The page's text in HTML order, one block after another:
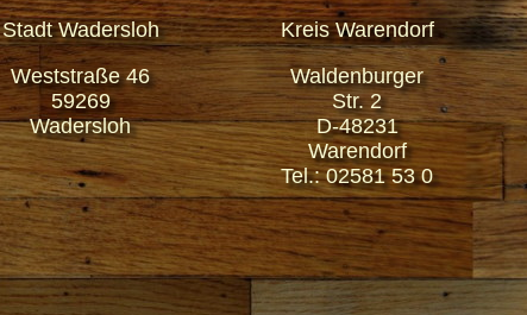
Stadt Wadersloh
Weststraße 46
59269
Wadersloh
Kreis Warendorf
Waldenburger
Str. 2
D-48231
Warendorf
Tel.: 02581 53 0